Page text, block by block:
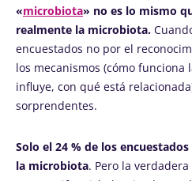
«microbiota» no es lo mismo
realmente la microbiota.
encuestados no por el
los mecanismos (cómo
influye, con qué está
sorprendentes.
Solo el 24 % de los
la microbiota. Pero la